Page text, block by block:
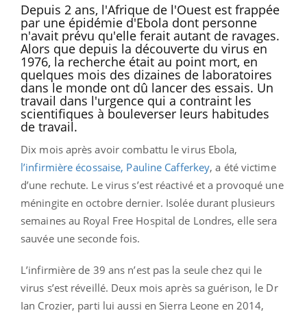
Depuis 2 ans, l'Afrique de l'Ouest est frappée
par une épidémie d'Ebola dont personne
n'avait prévu qu'elle ferait autant de ravages.
Alors que depuis la découverte du virus en
1976, la recherche était au point mort, en
quelques mois des dizaines de laboratoires
dans le monde ont dû lancer des essais. Un
travail dans l'urgence qui a contraint les
scientifiques à bouleverser leurs habitudes
de travail.
Dix mois après avoir combattu le virus Ebola,
l’infirmière écossaise, Pauline Cafferkey, a été victime
d’une rechute. Le virus s’est réactivé et a provoqué une
méningite en octobre dernier. Isolée durant plusieurs
semaines au Royal Free Hospital de Londres, elle sera
sauvée une seconde fois.
L’infirmière de 39 ans n’est pas la seule chez qui le
virus s’est réveillé. Deux mois après sa guérison, le Dr
Ian Crozier, parti lui aussi en Sierra Leone en 2014,